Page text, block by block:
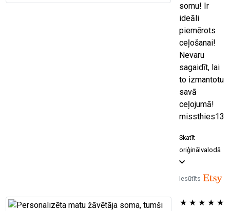
somu! Ir
ideāli
piemērots
ceļošanai!
Nevaru
sagaidīt, lai
to izmantotu
savā
ceļojumā!
missthies13
Skatīt
oriģinālvalodā
Iesūtīts
★ ★ ★ ★ ★